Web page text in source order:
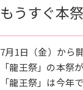
もうすぐ本
7月1日（金）から
「龍王祭」の本
「龍王祭」は今年